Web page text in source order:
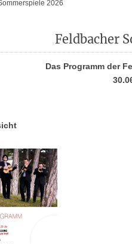
2026
Feldbacher
Das Programm der